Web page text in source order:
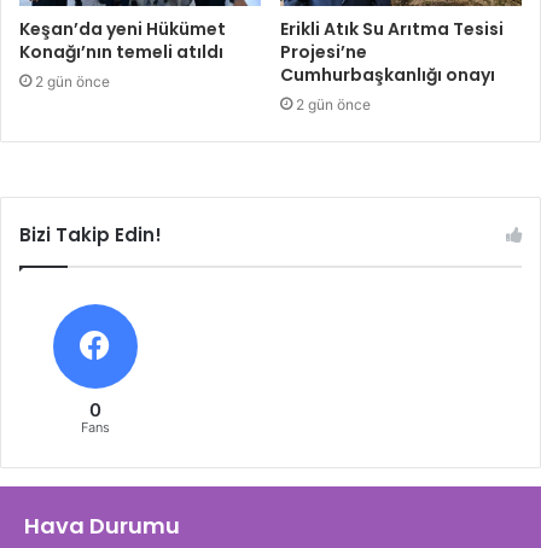
Keşan’da yeni Hükümet
Konağı’nın temeli atıldı
2 gün önce
Erikli Atık Su Arıtma Tesisi
Projesi’ne
Cumhurbaşkanlığı onayı
2 gün önce
Bizi Takip Edin!
0
Fans
Hava Durumu